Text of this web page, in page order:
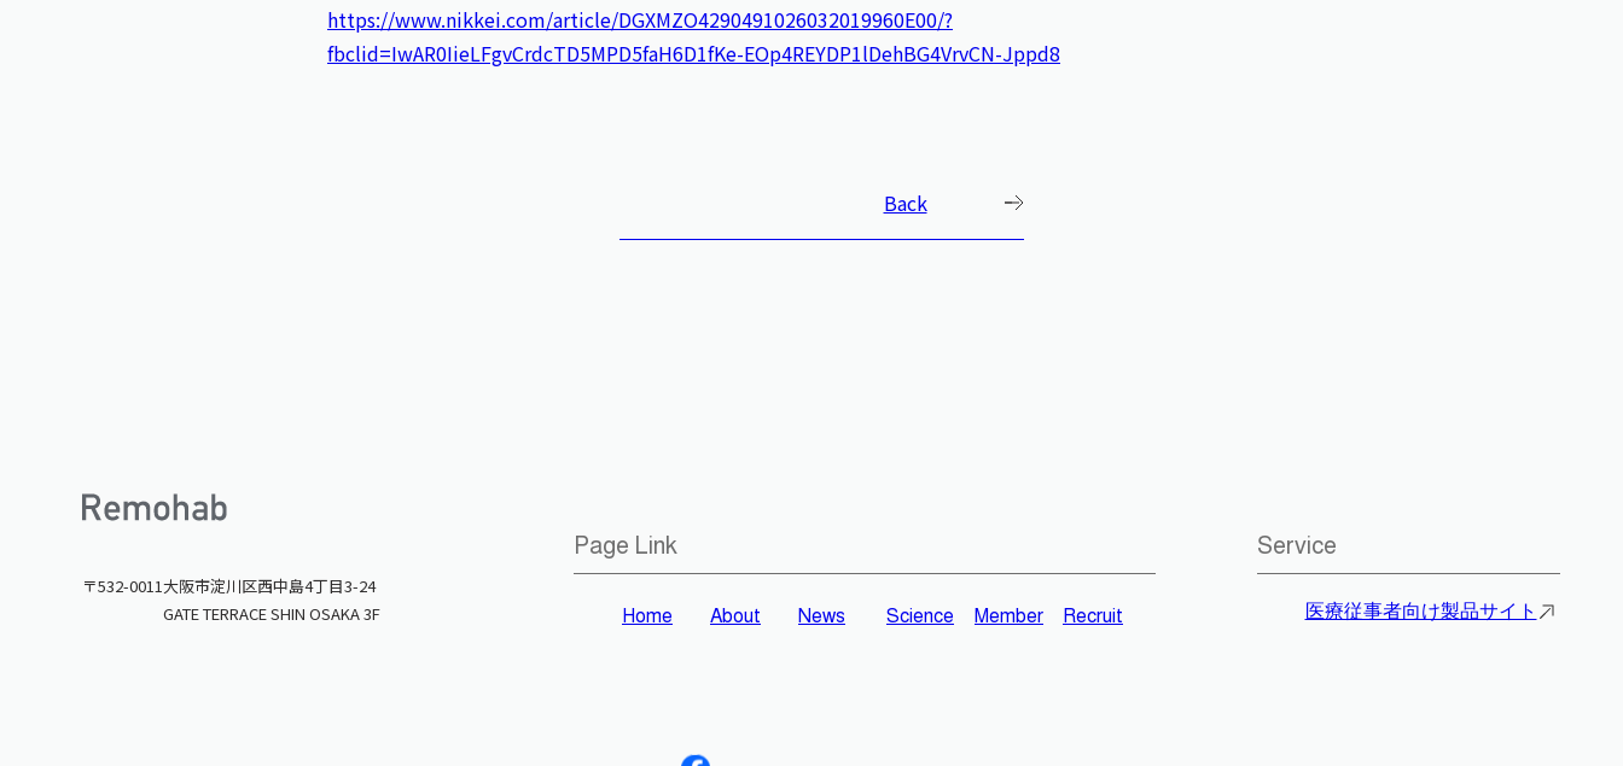
https://www.nikkei.com/article/DGXMZO4290491026032019960E00/?
fbclid=IwAR0IieLFgvCrdcTD5MPD5faH6D1fKe-EOp4REYDP1lDehBG4VrvCN-Jppd8
Back
〒532-0011大阪市淀川区西中島4丁目3-24
GATE TERRACE SHIN OSAKA 3F
Page Link
Home About News Science Member Recruit
Service
医療従事者向け製品サイト